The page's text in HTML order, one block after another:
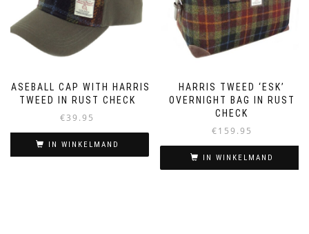
BASEBALL CAP WITH HARRIS
TWEED IN RUST CHECK
€39.95
IN WINKELMAND
HARRIS TWEED ‘ESK’
OVERNIGHT BAG IN RUST
CHECK
€159.95
IN WINKELMAND